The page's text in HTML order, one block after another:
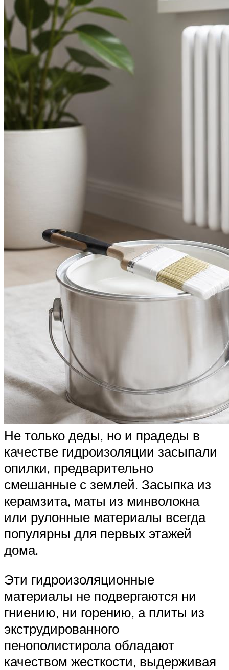
Не только деды, но и прадеды в
качестве гидроизоляции засыпали
опилки, предварительно
смешанные с землей. Засыпка из
керамзита, маты из минволокна
или рулонные материалы всегда
популярны для первых этажей
дома.
Эти гидроизоляционные
материалы не подвергаются ни
гниению, ни горению, а плиты из
экструдированного
пенополистирола обладают
качеством жесткости, выдерживая